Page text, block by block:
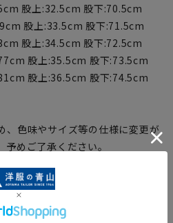
股上:32.5cm 股下:70.5cm
股上:33.5cm 股下:71.5cm
股上:34.5cm 股下:72.5cm
股上:35.5cm 股下:73.5cm
股上:36.5cm 股下:74.5cm
色味やサイズ等の仕様に変更が
めご了承ください。
い。
、着用感や実際のサイズ表に若
います。予めご了承ください。